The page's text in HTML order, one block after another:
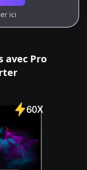
ici
avec Pro